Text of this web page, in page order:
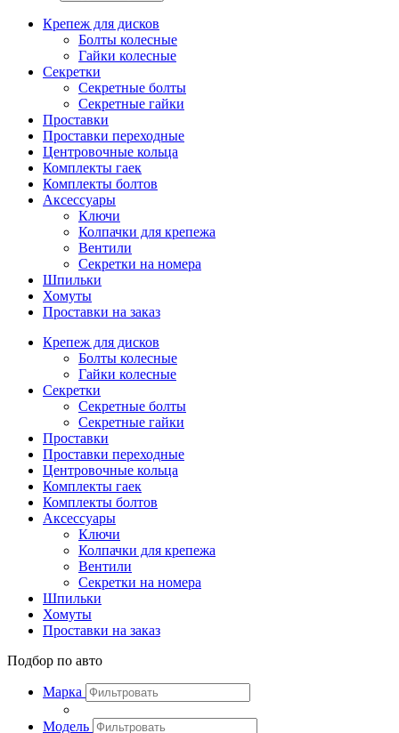
Крепеж для дисков
Болты колесные
Гайки колесные
Секретки
Секретные болты
Секретные гайки
Проставки
Проставки переходные
Центровочные кольца
Комплекты гаек
Комплекты болтов
Аксессуары
Ключи
Колпачки для крепежа
Вентили
Секретки на номера
Шпильки
Хомуты
Проставки на заказ
Крепеж для дисков
Болты колесные
Гайки колесные
Секретки
Секретные болты
Секретные гайки
Проставки
Проставки переходные
Центровочные кольца
Комплекты гаек
Комплекты болтов
Аксессуары
Ключи
Колпачки для крепежа
Вентили
Секретки на номера
Шпильки
Хомуты
Проставки на заказ
Подбор по авто
Марка
Модель